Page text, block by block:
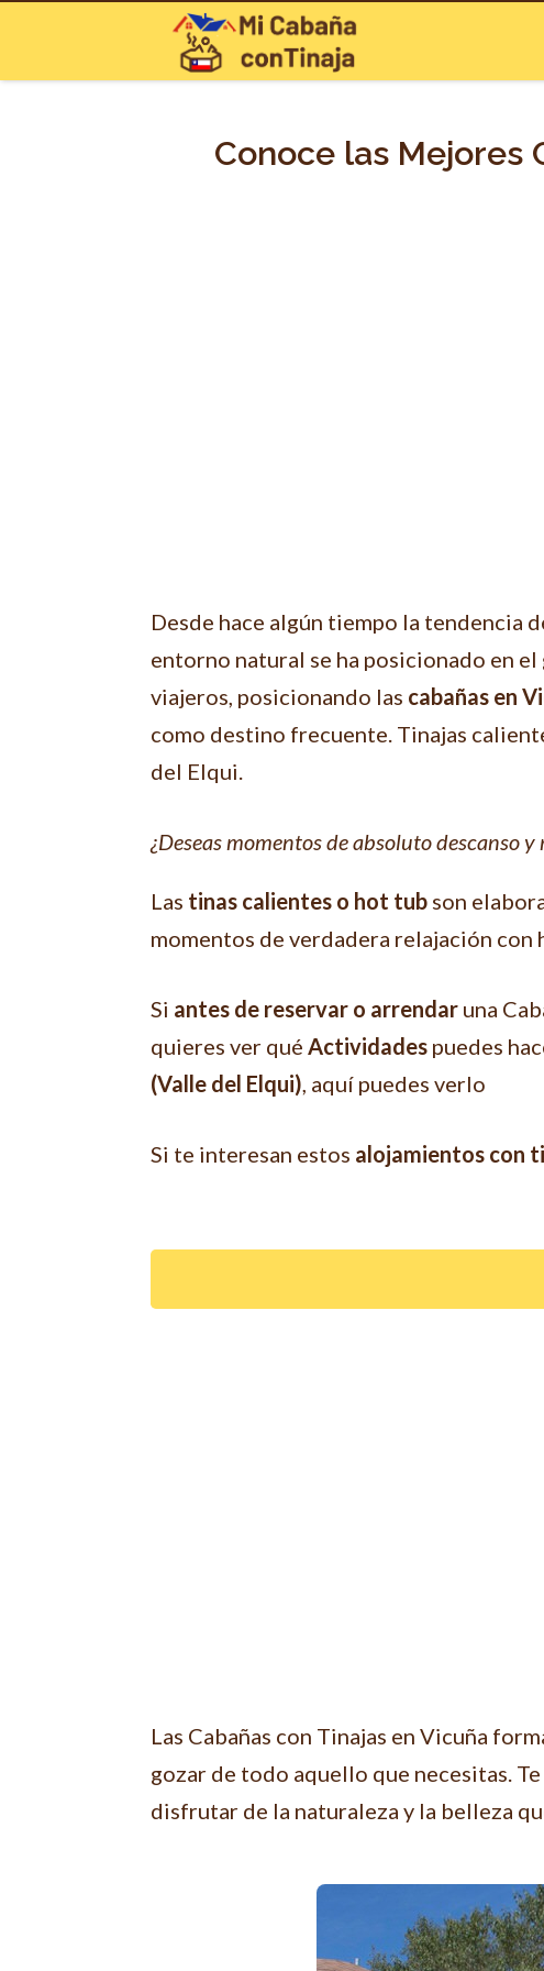
Conoce las Mejores
Desde hace algún tiempo la tendencia
entorno natural se ha posicionado en el
viajeros, posicionando las cabañas en
como destino frecuente. Tinajas
del Elqui.
¿Deseas momentos de absoluto descanso y
Las tinas calientes o hot tub son
momentos de verdadera relajación con
Si antes de reservar o arrendar una
quieres ver qué Actividades puedes
(Valle del Elqui) , aquí puedes verlo
Si te interesan estos alojamientos con
Las Cabañas con Tinajas en Vicuña
gozar de todo aquello que necesitas.
disfrutar de la naturaleza y la belleza